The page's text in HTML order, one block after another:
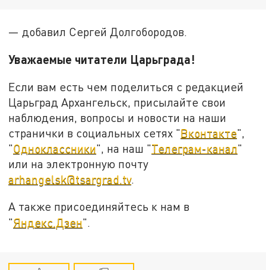
— добавил Сергей Долгобородов.
Уважаемые читатели Царьграда!
Если вам есть чем поделиться с редакцией
Царьград Архангельск, присылайте свои
наблюдения, вопросы и новости на наши
странички в социальных сетях "Вконтакте",
"Одноклассники", на наш "Телеграм-канал"
или на электронную почту
arhangelsk@tsargrad.tv.
А также присоединяйтесь к нам в
"Яндекс.Дзен".